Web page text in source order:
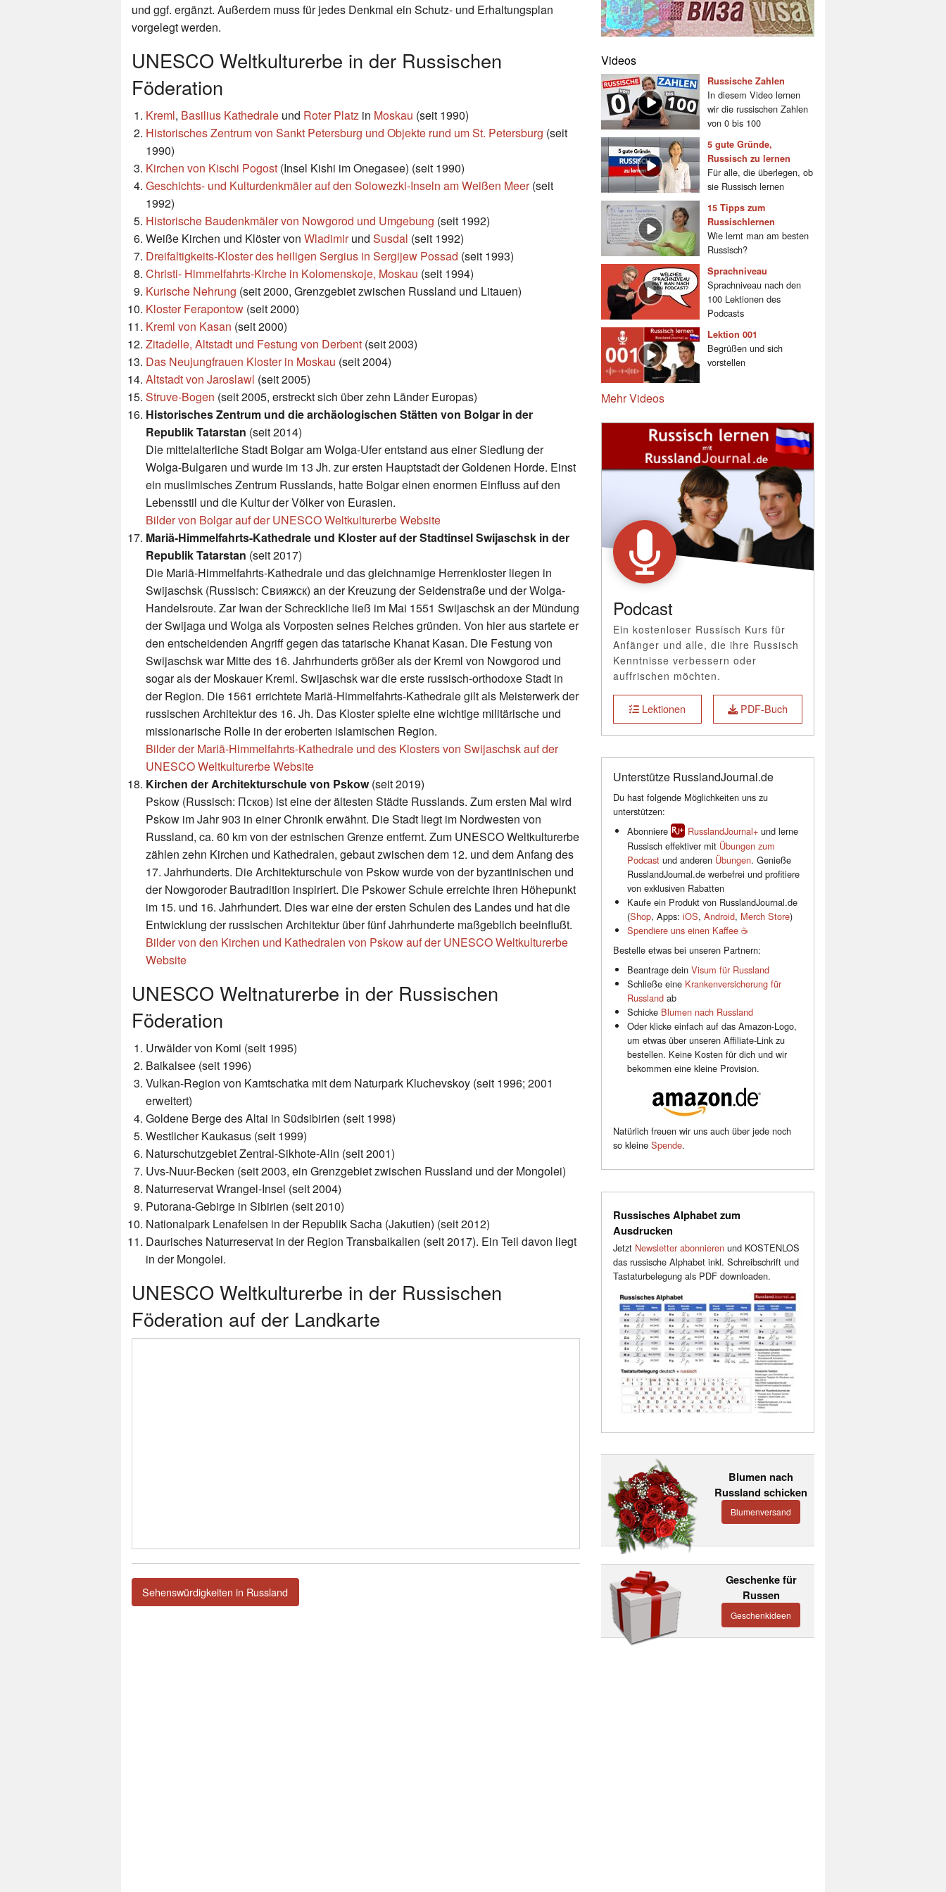
und ggf. ergänzt. Außerdem muss für jedes Denkmal ein Schutz- und Erhaltungsplan
vorgelegt werden.
UNESCO Weltkulturerbe in der Russischen
Föderation
Kreml, Basilius Kathedrale und Roter Platz in Moskau (seit 1990)
Historisches Zentrum von Sankt Petersburg und Objekte rund um St. Petersburg (seit
1990)
Kirchen von Kischi Pogost (Insel Kishi im Onegasee) (seit 1990)
Geschichts- und Kulturdenkmäler auf den Solowezki-Inseln am Weißen Meer(seit
1992)
Historische Baudenkmäler von Nowgorod und Umgebung (seit 1992)
Weiße Kirchen und Klöster von Wladimirund Susdal (seit 1992)
Dreifaltigkeits-Kloster des heiligen Sergius in Sergijew Possad (seit 1993)
Christi- Himmelfahrts-Kirche in Kolomenskoje, Moskau (seit 1994)
Kurische Nehrung (seit 2000, Grenzgebiet zwischen Russland und Litauen)
Kloster Ferapontow (seit 2000)
Kreml von Kasan (seit 2000)
Zitadelle, Altstadt und Festung von Derbent (seit 2003)
Das Neujungfrauen Kloster in Moskau (seit 2004)
Altstadt von Jaroslawl (seit 2005)
Struve-Bogen (seit 2005, erstreckt sich über zehn Länder Europas)
Historisches Zentrum und die archäologischen Stätten von Bolgar in der
Republik Tatarstan (seit 2014)
Die mittelalterliche Stadt Bolgar am Wolga-Ufer entstand aus einer Siedlung der
Wolga-Bulgaren und wurde im 13 Jh. zur ersten Hauptstadt der Goldenen Horde. Einst
ein muslimisches Zentrum Russlands, hatte Bolgar einen enormen Einfluss auf den
Lebensstil und die Kultur der Völker von Eurasien.
Bilder von Bolgar auf der UNESCO Weltkulturerbe Website
Mariä-Himmelfahrts-Kathedrale und Kloster auf der Stadtinsel Swijaschsk in der
Republik Tatarstan (seit 2017)
Die Mariä-Himmelfahrts-Kathedrale und das gleichnamige Herrenkloster liegen in
Swijaschsk (Russisch: Свияжск) an der Kreuzung der Seidenstraße und der Wolga-
Handelsroute. Zar Iwan der Schreckliche ließ im Mai 1551 Swijaschsk an der Mündung
der Swijaga und Wolga als Vorposten seines Reiches gründen. Von hier aus startete er
den entscheidenden Angriff gegen das tatarische Khanat Kasan. Die Festung von
Swijaschsk war Mitte des 16. Jahrhunderts größer als der Kreml von Nowgorod und
sogar als der Moskauer Kreml. Swijaschsk war die erste russisch-orthodoxe Stadt in
der Region. Die 1561 errichtete Mariä-Himmelfahrts-Kathedrale gilt als Meisterwerk der
russischen Architektur des 16. Jh. Das Kloster spielte eine wichtige militärische und
missionarische Rolle in der eroberten islamischen Region.
Bilder der Mariä-Himmelfahrts-Kathedrale und des Klosters von Swijaschsk auf der
UNESCO Weltkulturerbe Website
Kirchen der Architekturschule von Pskow(seit 2019)
Pskow (Russisch: Псков) ist eine der ältesten Städte Russlands. Zum ersten Mal wird
Pskow im Jahr 903 in einer Chronik erwähnt. Die Stadt liegt im Nordwesten von
Russland, ca. 60 km von der estnischen Grenze entfernt. Zum UNESCO Weltkulturerbe
zählen zehn Kirchen und Kathedralen, gebaut zwischen dem 12. und dem Anfang des
17. Jahrhunderts. Die Architekturschule von Pskow wurde von der byzantinischen und
der Nowgoroder Bautradition inspiriert. Die Pskower Schule erreichte ihren Höhepunkt
im 15. und 16. Jahrhundert. Dies war eine der ersten Schulen des Landes und hat die
Entwicklung der russischen Architektur über fünf Jahrhunderte maßgeblich beeinflußt.
Bilder von den Kirchen und Kathedralen von Pskow auf der UNESCO Weltkulturerbe
Website
UNESCO Weltnaturerbe in der Russischen
Föderation
Urwälder von Komi (seit 1995)
Baikalsee (seit 1996)
Vulkan-Region von Kamtschatka mit dem Naturpark Kluchevskoy (seit 1996; 2001
erweitert)
Goldene Berge des Altai in Südsibirien (seit 1998)
Westlicher Kaukasus (seit 1999)
Naturschutzgebiet Zentral-Sikhote-Alin (seit 2001)
Uvs-Nuur-Becken (seit 2003, ein Grenzgebiet zwischen Russland und der Mongolei)
Naturreservat Wrangel-Insel (seit 2004)
Putorana-Gebirge in Sibirien (seit 2010)
Nationalpark Lenafelsen in der Republik Sacha (Jakutien) (seit 2012)
Daurisches Naturreservat in der Region Transbaikalien (seit 2017). Ein Teil davon liegt
in der Mongolei.
UNESCO Weltkulturerbe in der Russischen
Föderation auf der Landkarte
Sehenswürdigkeiten in Russland
Videos
Russische Zahlen
In diesem Video lernen
wir die russischen Zahlen
von 0 bis 100
5 gute Gründe,
Russisch zu lernen
Für alle, die überlegen, ob
sie Russisch lernen
15 Tipps zum
Russischlernen
Wie lernt man am besten
Russisch?
Sprachniveau
Sprachniveau nach den
100 Lektionen des
Podcasts
Lektion 001
Begrüßen und sich
vorstellen
Mehr Videos
Podcast
Ein kostenloser Russisch Kurs für
Anfänger und alle, die ihre Russisch
Kenntnisse verbessern oder
auffrischen möchten.
Lektionen PDF-Buch
Unterstütze RusslandJournal.de
Du hast folgende Möglichkeiten uns zu
unterstützen:
Abonniere
RusslandJournal+und lerne
Russisch effektiver mit Übungen zum
Podcastund anderen Übungen. Genieße
RusslandJournal.de werbefrei und profitiere
von exklusiven Rabatten
Kaufe ein Produkt von RusslandJournal.de
(Shop, Apps: iOS, Android, Merch Store)
Spendiere uns einen Kaffee ☕️
Bestelle etwas bei unseren Partnern:
Beantrage dein Visum für Russland
Schließe eine Krankenversicherung für
Russlandab
Schicke Blumen nach Russland
Oder klicke einfach auf das Amazon-Logo,
um etwas über unseren Affiliate-Link zu
bestellen. Keine Kosten für dich und wir
bekommen eine kleine Provision.
Natürlich freuen wir uns auch über jede noch
so kleine Spende.
Russisches Alphabet zum
Ausdrucken
Jetzt Newsletter abonnierenund KOSTENLOS
das russische Alphabet inkl. Schreibschrift und
Tastaturbelegung als PDF downloaden.
Blumen nach
Russland schicken
Blumenversand
Geschenke für
Russen
Geschenkideen